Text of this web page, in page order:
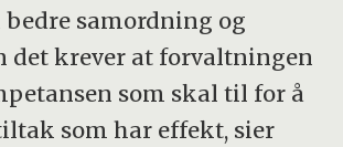
samordning og
det krever at forvaltningen
som skal til for å
som har effekt, sier